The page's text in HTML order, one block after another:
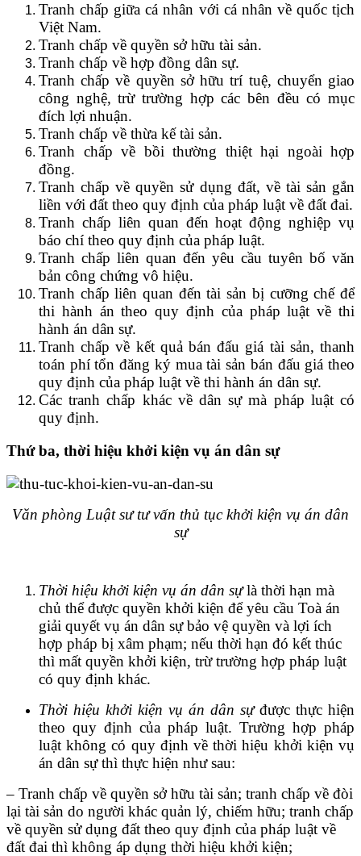
Tranh chấp giữa cá nhân với cá nhân về quốc tịch
Việt Nam.
Tranh chấp về quyền sở hữu tài sản.
Tranh chấp về hợp đồng dân sự.
Tranh chấp về quyền sở hữu trí tuệ, chuyển giao
công nghệ, trừ trường hợp các bên đều có mục
đích lợi nhuận.
Tranh chấp về thừa kế tài sản.
Tranh chấp về bồi thường thiệt hại ngoài hợp
đồng.
Tranh chấp về quyền sử dụng đất, về tài sản gắn
liền với đất theo quy định của pháp luật về đất đai.
Tranh chấp liên quan đến hoạt động nghiệp vụ
báo chí theo quy định của pháp luật.
Tranh chấp liên quan đến yêu cầu tuyên bố văn
bản công chứng vô hiệu.
Tranh chấp liên quan đến tài sản bị cưỡng chế để
thi hành án theo quy định của pháp luật về thi
hành án dân sự.
Tranh chấp về kết quả bán đấu giá tài sản, thanh
toán phí tổn đăng ký mua tài sản bán đấu giá theo
quy định của pháp luật về thi hành án dân sự.
Các tranh chấp khác về dân sự mà pháp luật có
quy định.
Thứ ba, thời hiệu khởi kiện vụ án dân sự
Văn phòng Luật sư tư vấn thủ tục khởi kiện vụ án dân
sự
Thời hiệu khởi kiện vụ án dân sựlà thời hạn mà
chủ thể được quyền khởi kiện để yêu cầu Toà án
giải quyết vụ án dân sự bảo vệ quyền và lợi ích
hợp pháp bị xâm phạm; nếu thời hạn đó kết thúc
thì mất quyền khởi kiện, trừ trường hợp pháp luật
có quy định khác.
Thời hiệu khởi kiện vụ án dân sựđược thực hiện
theo quy định của pháp luật. Trường hợp pháp
luật không có quy định về thời hiệu khởi kiện vụ
án dân sự thì thực hiện như sau:
– Tranh chấp về quyền sở hữu tài sản; tranh chấp về đòi
lại tài sản do người khác quản lý, chiếm hữu; tranh chấp
về quyền sử dụng đất theo quy định của pháp luật về
đất đai thì không áp dụng thời hiệu khởi kiện;